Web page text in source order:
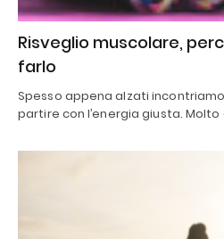
Risveglio muscolare,
farlo
Spesso appena alzati
partire con l’energia giusta.